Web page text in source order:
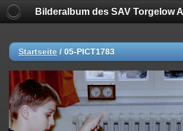
Bilderalbum des SAV Torgelow
Startseite / 05-PICT1783